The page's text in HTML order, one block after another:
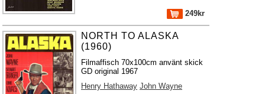
249kr
NORTH TO ALASKA
(1960)
Filmaffisch 70x100cm använt skick
GD original 1967
Henry Hathaway John Wayne